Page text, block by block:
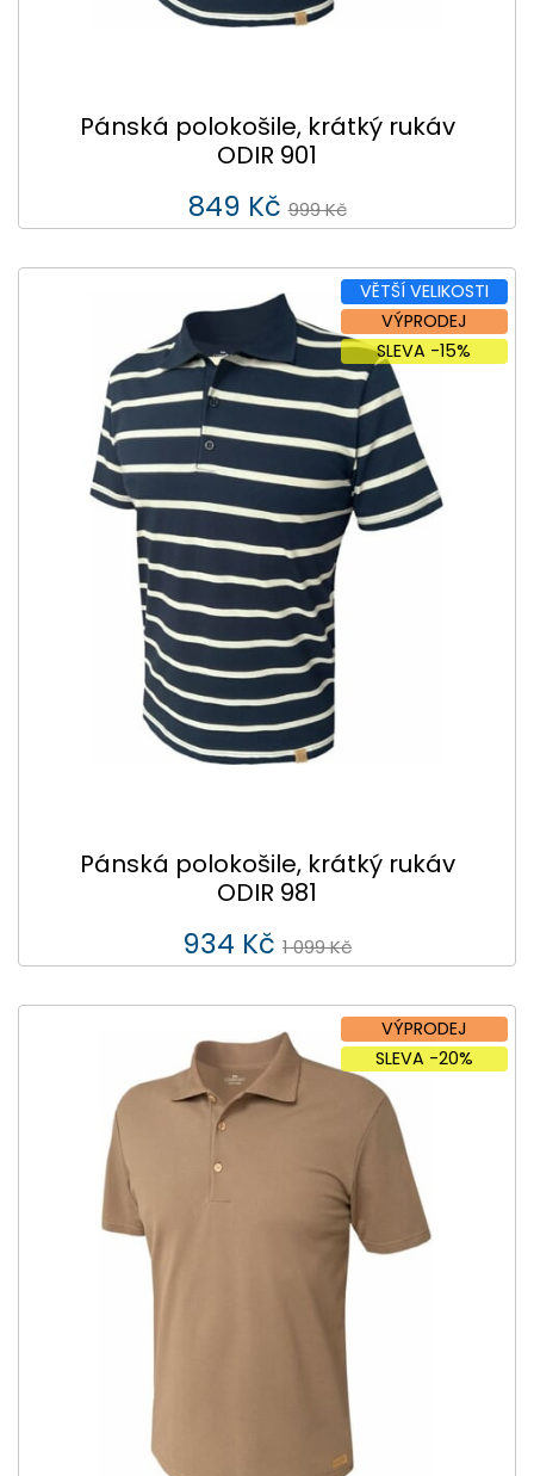
Pánská polokošile, krátký rukáv
ODIR 901
849 Kč 999 Kč
VĚTŠÍ VELIKOSTI
VÝPRODEJ
SLEVA -15%
Pánská polokošile, krátký rukáv
ODIR 981
934 Kč 1 099 Kč
VÝPRODEJ
SLEVA -20%